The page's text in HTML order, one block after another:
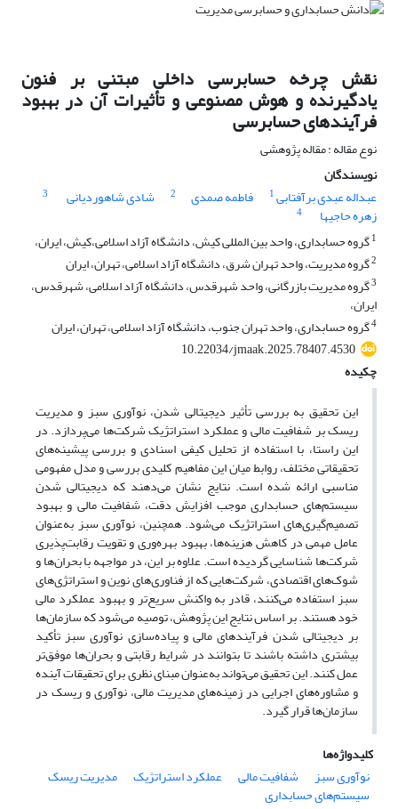
نقش چرخه حسابرسی داخلی مبتنی بر فنون
یادگیرنده و هوش مصنوعی و تأثیرات آن در بهبود
فرآیندهای حسابرسی
نوع مقاله : مقاله پژوهشی
نویسندگان
عبداله عبدی برآفتابی1 فاطمه صمدی 2 شادی شاهوردیانی 3
زهره حاجیها
4
1گروه حسابداری، واحد بین المللی کیش، دانشگاه آزاد اسلامی،کیش، ایران،
2گروه مدیریت، واحد تهران شرق، دانشگاه آزاد اسلامی، تهران، ایران
3گروه مدیریت بازرگانی، واحد شهرقدس، دانشگاه آزاد اسلامی، شهرقدس،
ایران،
4گروه حسابداری، واحد تهران جنوب، دانشگاه آزاد اسلامی، تهران، ایران
10.22034/jmaak.2025.78407.4530
چکیده
این تحقیق به بررسی تأثیر دیجیتالی شدن، نوآوری سبز و مدیریت
ریسک بر شفافیت مالی و عملکرد استراتژیک شرکت‌ها می‌پردازد. در
این راستا، با استفاده از تحلیل کیفی اسنادی و بررسی پیشینه‌های
تحقیقاتی مختلف، روابط میان این مفاهیم کلیدی بررسی و مدل مفهومی
مناسبی ارائه شده است. نتایج نشان می‌دهند که دیجیتالی شدن
سیستم‌های حسابداری موجب افزایش دقت، شفافیت مالی و بهبود
تصمیم‌گیری‌های استراتژیک می‌شود. همچنین، نوآوری سبز به‌عنوان
عامل مهمی در کاهش هزینه‌ها، بهبود بهره‌وری و تقویت رقابت‌پذیری
شرکت‌ها شناسایی گردیده است. علاوه بر این، در مواجهه با بحران‌ها و
شوک‌های اقتصادی، شرکت‌هایی که از فناوری‌های نوین و استراتژی‌های
سبز استفاده می‌کنند، قادر به واکنش سریع‌تر و بهبود عملکرد مالی
خود هستند. بر اساس نتایج این پژوهش، توصیه می‌شود که سازمان‌ها
بر دیجیتالی شدن فرآیندهای مالی و پیاده‌سازی نوآوری سبز تأکید
بیشتری داشته باشند تا بتوانند در شرایط رقابتی و بحران‌ها موفق‌تر
عمل کنند. این تحقیق می‌تواند به‌عنوان مبنای نظری برای تحقیقات آینده
و مشاوره‌های اجرایی در زمینه‌های مدیریت مالی، نوآوری و ریسک در
سازمان‌ها قرار گیرد.
کلیدواژه‌ها
نوآوری سبز
شفافیت مالی عملکرد استراتژیک مدیریت ریسک
سیستم‌های حسابداری